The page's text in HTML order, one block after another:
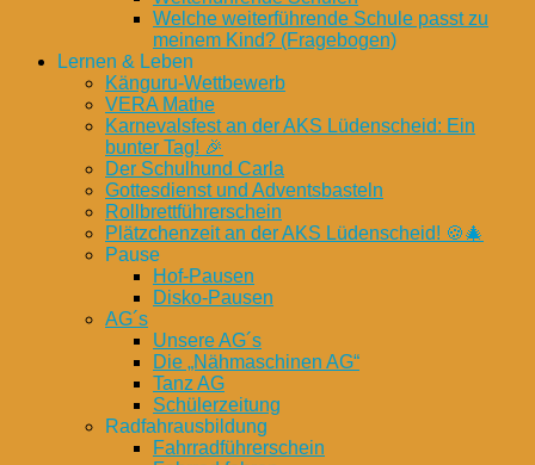
Welche weiterführende Schule passt zu
meinem Kind? (Fragebogen)
Lernen & Leben
Känguru-Wettbewerb
VERA Mathe
Karnevalsfest an der AKS Lüdenscheid: Ein
bunter Tag! 🎉
Der Schulhund Carla
Gottesdienst und Adventsbasteln
Rollbrettführerschein
Plätzchenzeit an der AKS Lüdenscheid! 🍪🎄
Pause
Hof-Pausen
Disko-Pausen
AG´s
Unsere AG´s
Die „Nähmaschinen AG“
Tanz AG
Schülerzeitung
Radfahrausbildung
Fahrradführerschein